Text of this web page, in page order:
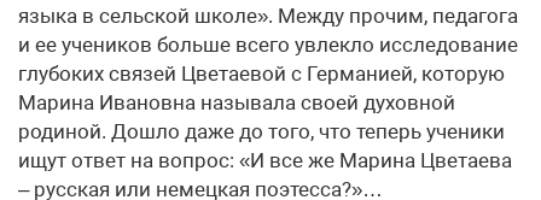
языка в сельской школе». Между прочим, педагога
и ее учеников больше всего увлекло исследование
глубоких связей Цветаевой с Германией, которую
Марина Ивановна называла своей духовной
родиной. Дошло даже до того, что теперь ученики
ищут ответ на вопрос: «И все же Марина Цветаева
– русская или немецкая поэтесса?»…